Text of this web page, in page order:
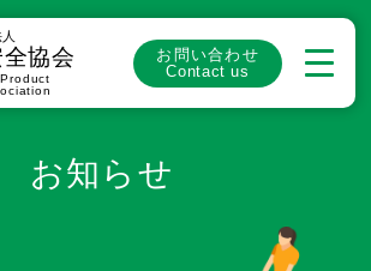
協会
お問い合わせ
Contact us
お知らせ